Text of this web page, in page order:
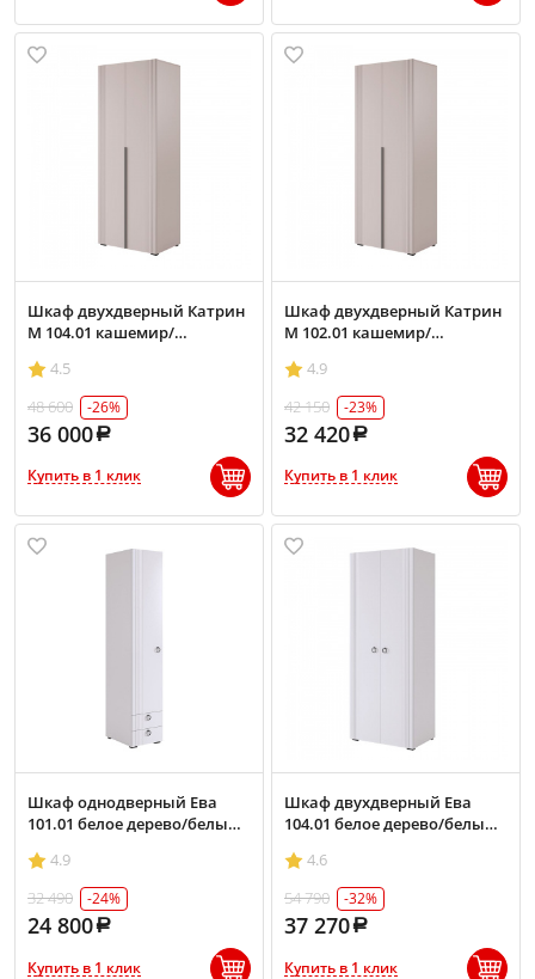
Шкаф двухдверный Катрин
М 104.01 кашемир/
4.5
48 600
-26%
36 000
Купить в 1 клик
Шкаф двухдверный Катрин
М 102.01 кашемир/
4.9
42 150
-23%
32 420
Купить в 1 клик
Шкаф однодверный Ева
101.01 белое дерево/белый
4.9
32 490
-24%
24 800
Купить в 1 клик
Шкаф двухдверный Ева
104.01 белое дерево/белый
4.6
54 790
-32%
37 270
Купить в 1 клик